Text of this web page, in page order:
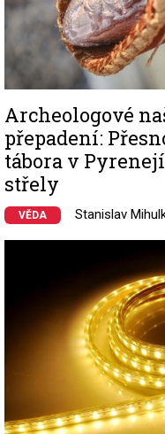
Archeologové
přepadení:
tábora v
střely
VĚDA Stanislav